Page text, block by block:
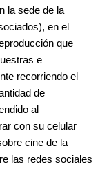
la sede de la
en el
que
e
recorriendo el
de
al
con su celular
cine de la
las redes sociales